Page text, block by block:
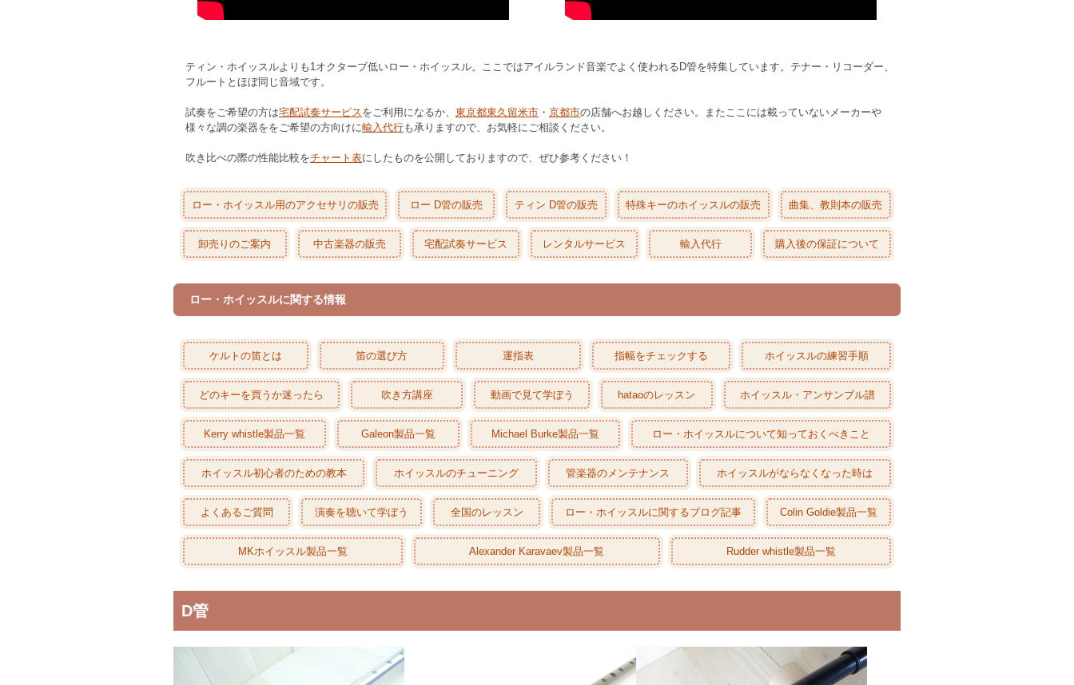
ティン・ホイッスルよりも1オクターブ低いロー・ホイッスル。ここではアイルランド音楽でよく使われるD管を特集しています。テナー・リコーダー、
フルートとほぼ同じ音域です。
試奏をご希望の方は宅配試奏サービスをご利用になるか、 東京都東久留米市 ・ 京都市の店舗へお越しください。またここには載っていないメーカーや
様々な調の楽器ををご希望の方向けに輸入代行も承りますので、お気軽にご相談ください。
吹き比べの際の性能比較をチャート表にしたものを公開しておりますので、ぜひ参考ください！
ロー・ホイッスル用のアクセサリの販売 ロー D管の販売 ティン D管の販売 特殊キーのホイッスルの販売 曲集、教則本の販売
卸売りのご案内 中古楽器の販売 宅配試奏サービス レンタルサービス 輸入代行 購入後の保証について
ロー・ホイッスルに関する情報
ケルトの笛とは 笛の選び方 運指表 指幅をチェックする ホイッスルの練習手順
どのキーを買うか迷ったら 吹き方講座 動画で見て学ぼう hataoのレッスン ホイッスル・アンサンブル譜
Kerry whistle製品一覧 Galeon製品一覧 Michael Burke製品一覧 ロー・ホイッスルについて知っておくべきこと
ホイッスル初心者のための教本 ホイッスルのチューニング 管楽器のメンテナンス ホイッスルがならなくなった時は
よくあるご質問 演奏を聴いて学ぼう 全国のレッスン ロー・ホイッスルに関するブログ記事 Colin Goldie製品一覧
MKホイッスル製品一覧 Alexander Karavaev製品一覧 Rudder whistle製品一覧
D管